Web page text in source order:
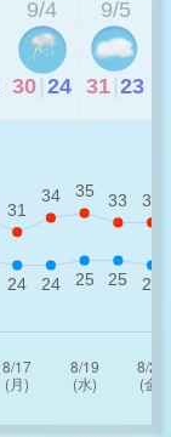
9/4
30 24
9/5
31 23